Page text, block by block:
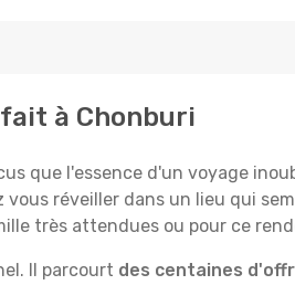
à Chonburi
que l'essence d'un voyage
réveiller dans un lieu qui
très attendues ou pour ce
Il parcourt des centaines